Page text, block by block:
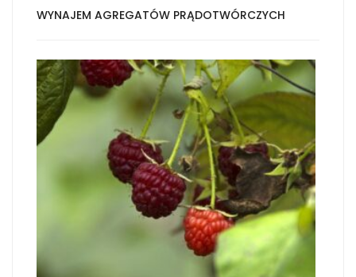
WYNAJEM AGREGATÓW PRĄDOTWÓRCZYCH